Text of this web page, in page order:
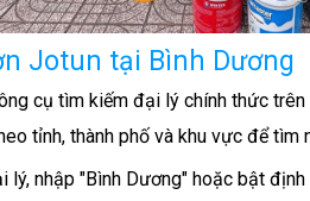
Jotun tại Bình Dương
cụ tìm kiếm đại lý chính thức
tỉnh, thành phố và khu vực để
lý, nhập "Bình Dương" hoặc bật